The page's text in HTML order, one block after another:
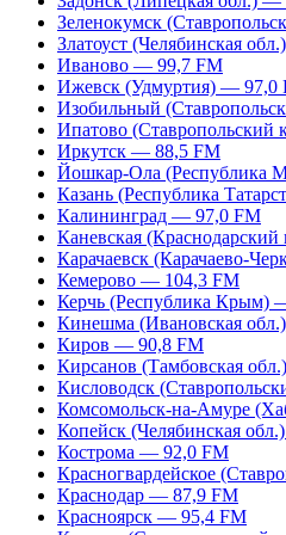
Зеленокумск
Златоуст (Челябинская
Иваново — 99,7 FM
Ижевск (Удмуртия) — 97,0
Изобильный
Ипатово (Ставропольский
Иркутск — 88,5 FM
Йошкар-Ола (Республика
Казань (Республика
Калининград — 97,0 FM
Каневская
Карачаевск (Карачаево-
Кемерово — 104,3 FM
Керчь (Республика Крым)
Кинешма (Ивановская
Киров — 90,8 FM
Кирсанов (Тамбовская
Кисловодск
Комсомольск-на-Амуре
Копейск (Челябинская
Кострома — 92,0 FM
Красногвардейское
Краснодар — 87,9 FM
Красноярск — 95,4 FM